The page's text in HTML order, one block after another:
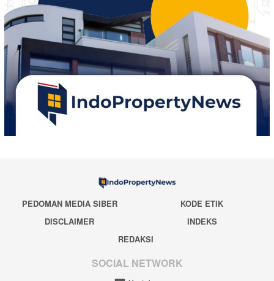
PEDOMAN MEDIA SIBER
KODE ETIK
DISCLAIMER
INDEKS
REDAKSI
SOCIAL NETWORK